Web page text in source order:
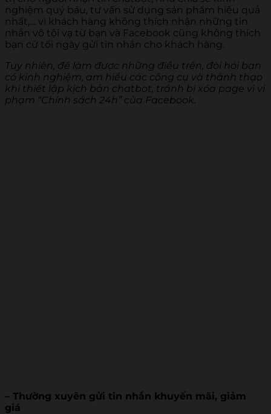
nghiệm quý báu, tư vấn sử dụng sản phẩm hiệu quả
nhất,… vì khách hàng không thích nhận những tin
nhắn vô tội vạ từ bạn và Facebook cũng không thích
bạn cứ tối ngày gửi tin nhắn cho khách hàng.
Tuy nhiên, để làm được những điều trên, đòi hỏi bạn
có kinh nghiệm, am hiểu các công cụ và thành thạo
khi thiết lập kịch bản chatbot, tránh bị xóa page vì vi
phạm “Chính sách 24h” của Facebook.
– Thường xuyên gửi tin nhắn khuyến mãi, giảm
giá